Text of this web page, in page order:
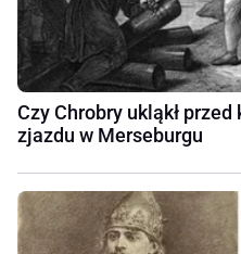
Czy Chrobry ukląkł
zjazdu w Merseburgu